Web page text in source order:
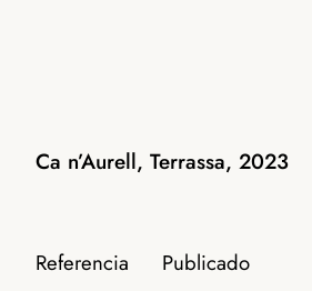
Ca n’Aurell, Terrassa, 2023
Referencia Publicado